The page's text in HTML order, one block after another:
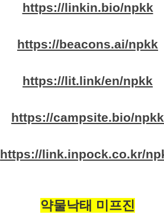
https://linkin.bio/npkk
https://beacons.ai/npkk
https://lit.link/en/npkk
https://campsite.bio/npkk
https://link.inpock.co.kr/
약물낙태 미프진